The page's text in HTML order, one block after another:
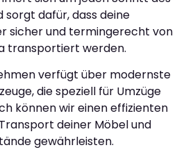
sorgt dafür, dass deine
sicher und termingerecht von
transportiert werden.
verfügt über modernste
die speziell für Umzüge
können wir einen effizienten
deiner Möbel und
gewährleisten.